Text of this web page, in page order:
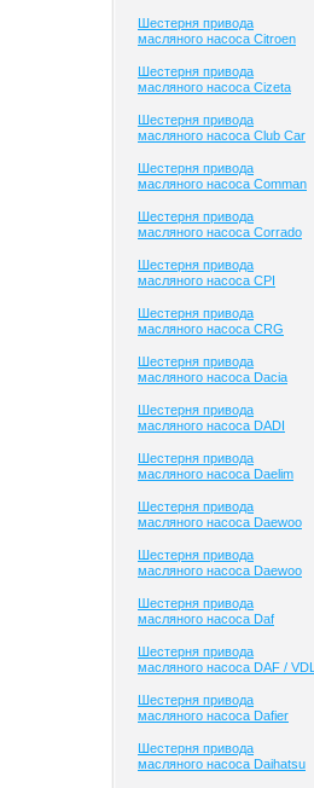
Шестерня привода
масляного насоса Citroen
Шестерня привода
масляного насоса Cizeta
Шестерня привода
масляного насоса Club Сar
Шестерня привода
масляного насоса Comman
Шестерня привода
масляного насоса Corrado
Шестерня привода
масляного насоса CPI
Шестерня привода
масляного насоса CRG
Шестерня привода
масляного насоса Dacia
Шестерня привода
масляного насоса DADI
Шестерня привода
масляного насоса Daelim
Шестерня привода
масляного насоса Daewoo
Шестерня привода
масляного насоса Daewoo
Шестерня привода
масляного насоса Daf
Шестерня привода
масляного насоса DAF /
Шестерня привода
масляного насоса Dafier
Шестерня привода
масляного насоса Daihatsu